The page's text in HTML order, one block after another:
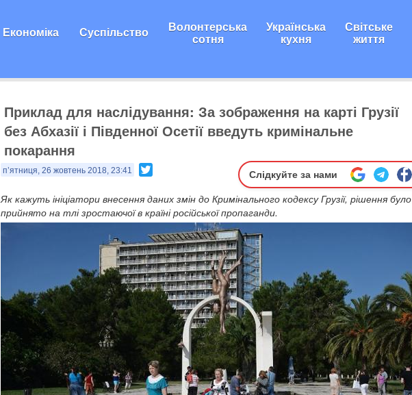
Економіка Суспільство Волонтерська
сотня
Українська
кухня
Світське
життя
Приклад для наслідування: За зображення на карті Грузії
без Абхазії і Південної Осетії введуть кримінальне
покарання
п’ятниця, 26 жовтень 2018, 23:41 Слідкуйте за нами
Як кажуть ініціатори внесення даних змін до Кримінального кодексу Грузії, рішення було
прийнято на тлі зростаючої в країні російської пропаганди.